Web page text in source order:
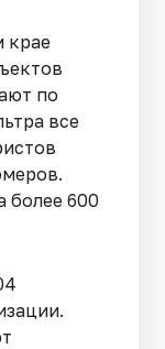
крае
по
все
более 600